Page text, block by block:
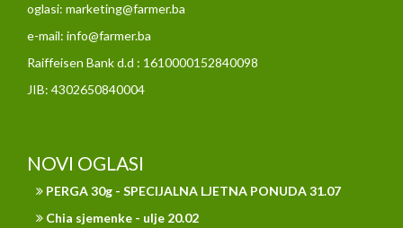
oglasi: marketing@farmer.ba
e-mail: info@farmer.ba
Raiffeisen Bank d.d : 1610000152840098
JIB: 4302650840004
NOVI OGLASI
PERGA 30g - SPECIJALNA LJETNA PONUDA 31.07
Chia sjemenke - ulje 20.02